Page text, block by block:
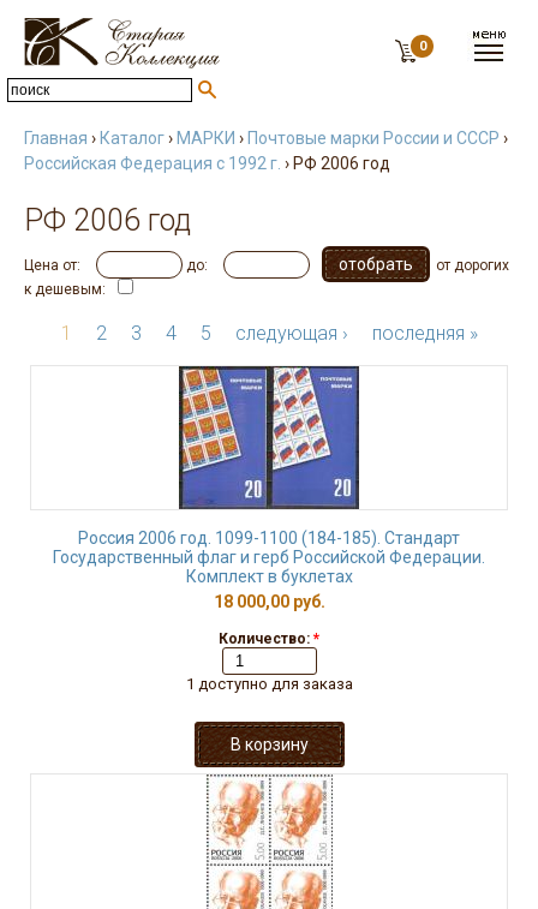
0
Главная › Каталог› МАРКИ › Почтовые марки России и СССР ›
Российская Федерация с 1992 г. › РФ 2006 год
РФ 2006 год
Цена от: до:
от дорогих
к дешевым:
1 2 3 4 5 следующая › последняя »
Россия 2006 год. 1099-1100 (184-185). Стандарт
Государственный флаг и герб Российской Федерации.
Комплект в буклетах
18 000,00 руб.
Количество: *
1 доступно для заказа